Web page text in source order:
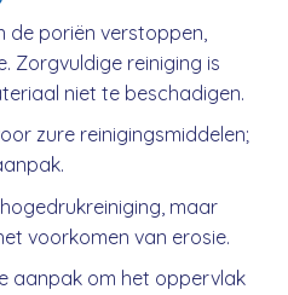
de poriën verstoppen,
Zorgvuldige reiniging is
niet te beschadigen.
zure reinigingsmiddelen;
maar
voorkomen van erosie.
aanpak om het oppervlak